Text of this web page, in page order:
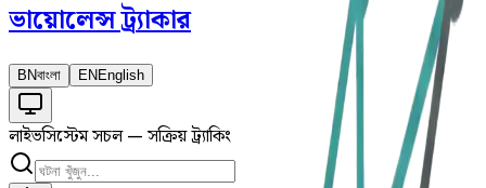
ভায়োলেন্সট্র্যাকার
BNবাংলা EN English
লাইভসিস্টেম সচল — সক্রিয় ট্র্যাকিং